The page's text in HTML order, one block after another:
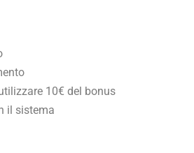
10€ del bonus
il sistema